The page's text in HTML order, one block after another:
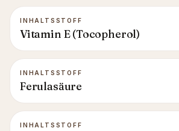
INHALTSSTOFF
Vitamin E (Tocopherol)
INHALTSSTOFF
Ferulasäure
INHALTSSTOFF